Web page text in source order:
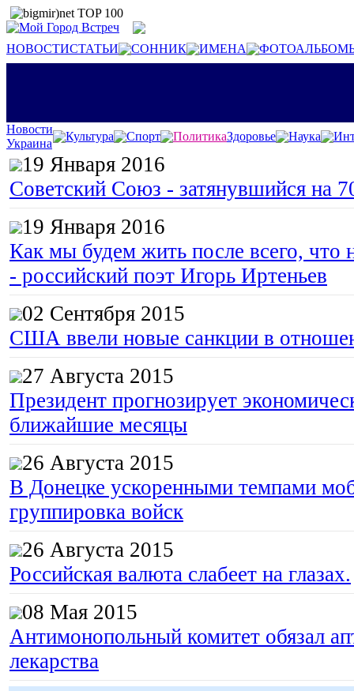
НОВОСТИСТАТЬИ СОННИК ИМЕНА
Новости
Украина
Культура Спорт ПолитикаЗдоровье Наука
19 Января 2016
Советский Союз - затянувшийся на
19 Января 2016
Как мы будем жить после всего, что
- российский поэт Игорь Иртеньев
02 Сентября 2015
США ввели новые санкции в
27 Августа 2015
Президент прогнозирует
ближайшие месяцы
26 Августа 2015
В Донецке ускоренными темпами
группировка войск
26 Августа 2015
Российская валюта слабеет на глазах.
08 Мая 2015
Антимонопольный комитет обязал
лекарства